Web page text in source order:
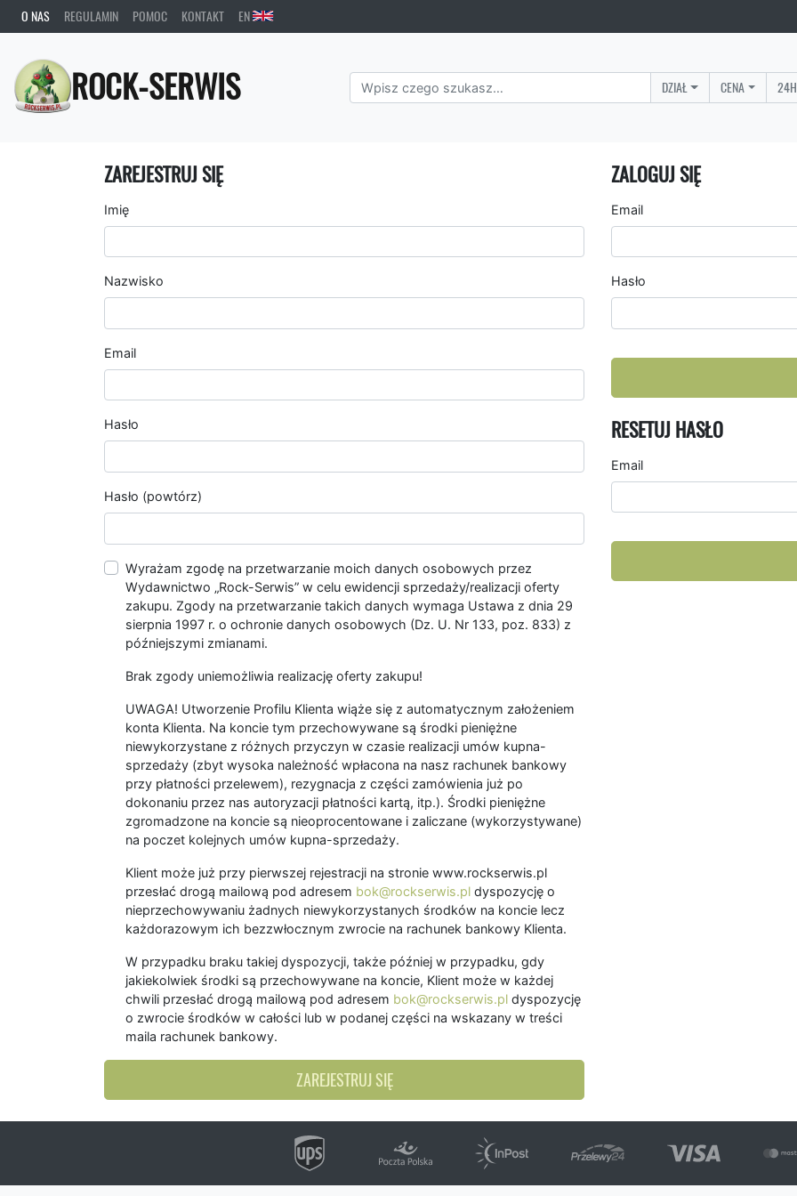
O NAS REGULAMIN POMOC KONTAKT EN
ROCK-SERWIS DZIAŁ CENA
ZAREJESTRUJ SIĘ
Imię
Nazwisko
Email
Hasło
Hasło (powtórz)
Wyrażam zgodę na przetwarzanie moich danych osobowych przez
Wydawnictwo „Rock-Serwis” w celu ewidencji sprzedaży/realizacji oferty
zakupu. Zgody na przetwarzanie takich danych wymaga Ustawa z dnia 29
sierpnia 1997 r. o ochronie danych osobowych (Dz. U. Nr 133, poz. 833) z
późniejszymi zmianami.
Brak zgody uniemożliwia realizację oferty zakupu!
UWAGA! Utworzenie Profilu Klienta wiąże się z automatycznym założeniem
konta Klienta. Na koncie tym przechowywane są środki pieniężne
niewykorzystane z różnych przyczyn w czasie realizacji umów kupna-
sprzedaży (zbyt wysoka należność wpłacona na nasz rachunek bankowy
przy płatności przelewem), rezygnacja z części zamówienia już po
dokonaniu przez nas autoryzacji płatności kartą, itp.). Środki pieniężne
zgromadzone na koncie są nieoprocentowane i zaliczane (wykorzystywane)
na poczet kolejnych umów kupna-sprzedaży.
Klient może już przy pierwszej rejestracji na stronie www.rockserwis.pl
przesłać drogą mailową pod adresem bok@rockserwis.pl dyspozycję o
nieprzechowywaniu żadnych niewykorzystanych środków na koncie lecz
każdorazowym ich bezzwłocznym zwrocie na rachunek bankowy Klienta.
W przypadku braku takiej dyspozycji, także później w przypadku, gdy
jakiekolwiek środki są przechowywane na koncie, Klient może w każdej
chwili przesłać drogą mailową pod adresem bok@rockserwis.pl dyspozycję
o zwrocie środków w całości lub w podanej części na wskazany w treści
maila rachunek bankowy.
ZAREJESTRUJ SIĘ
ZALOGUJ SIĘ
Email
Hasło
RESETUJ HASŁO
Email